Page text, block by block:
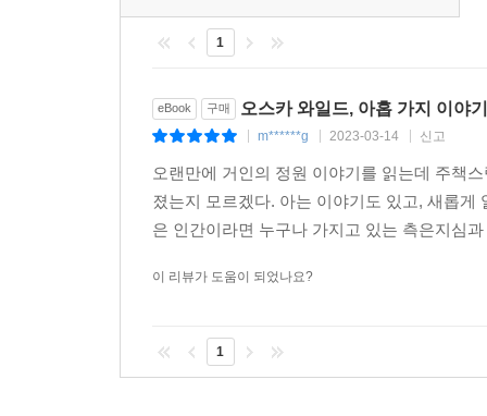
어른과 아이, 모두가 읽는 오스카 와일드의 동화
자녀를 위한 동화를 지어야 한다]고 말한 바 있고
그의 동화가 아이들만을 위해 쓰인 것이라고
당신이 내 이야기들을 좋아한다니 기쁩니다. 그
위한 것이지만, 또 한편으로는 경이와 기쁨을 느
위한 것입니다.
여류 명사들에게 헌정되었으며 초판의 호화 장정
1
eBook 구매 오스카 와일드, 아홉 가지 이야기
m******g 2023-03-14 신고
오랜만에 거인의 정원 이야기를 읽는데 주책
졌는지 모르겠다. 아는 이야기도 있고, 새롭
은 인간이라면 누구나 가지고 있는 측은지심
이 리뷰가 도움이 되었나요?
1